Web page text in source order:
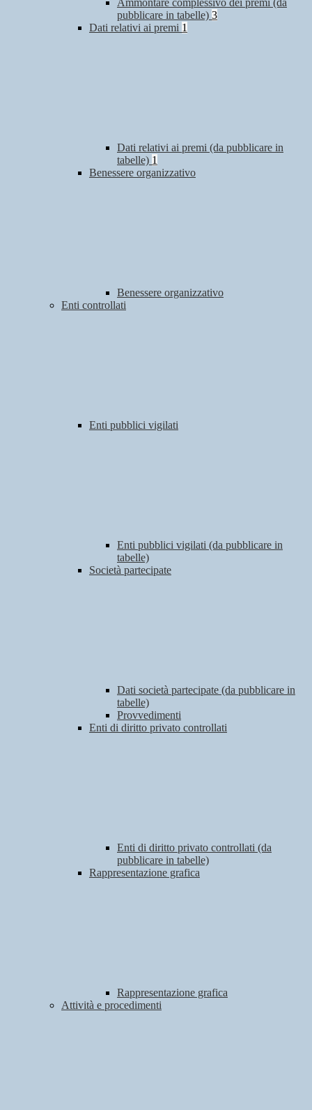
Ammontare complessivo dei premi (da
pubblicare in tabelle) 3
Dati relativi ai premi 1
Dati relativi ai premi (da pubblicare in
tabelle) 1
Benessere organizzativo
Benessere organizzativo
Enti controllati
Enti pubblici vigilati
Enti pubblici vigilati (da pubblicare in
tabelle)
Società partecipate
Dati società partecipate (da pubblicare in
tabelle)
Provvedimenti
Enti di diritto privato controllati
Enti di diritto privato controllati (da
pubblicare in tabelle)
Rappresentazione grafica
Rappresentazione grafica
Attività e procedimenti